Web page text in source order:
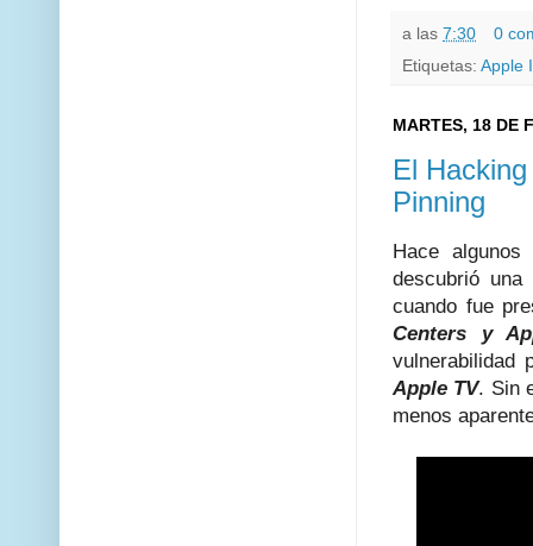
a las 7:30
0
Etiquetas: Apple
MARTES, 18 DE
El
Pinning
Hace
descubrió
cuando fue
Centers y
vulnerabilidad
Apple TV. Sin
menos